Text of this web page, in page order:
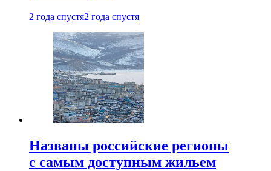
2 года спустя2 года спустя
Названы российские регионы
с самым доступным жильем